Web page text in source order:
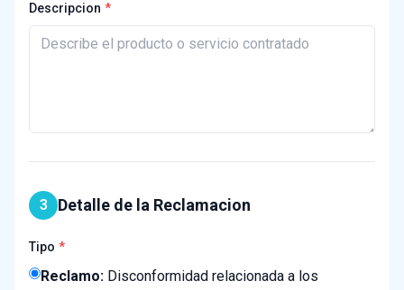
Descripcion
3 Detalle de la Reclamacion
Tipo
Reclamo: Disconformidad relacionada a los